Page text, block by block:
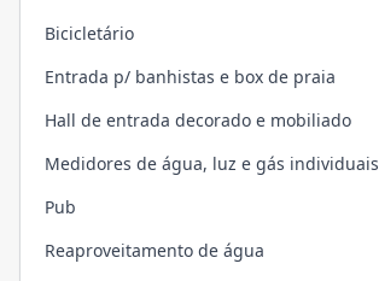
Bicicletário
Entrada p/ banhistas e box de praia
Hall de entrada decorado e mobiliado
Medidores de água, luz e gás individuais
Pub
Reaproveitamento de água